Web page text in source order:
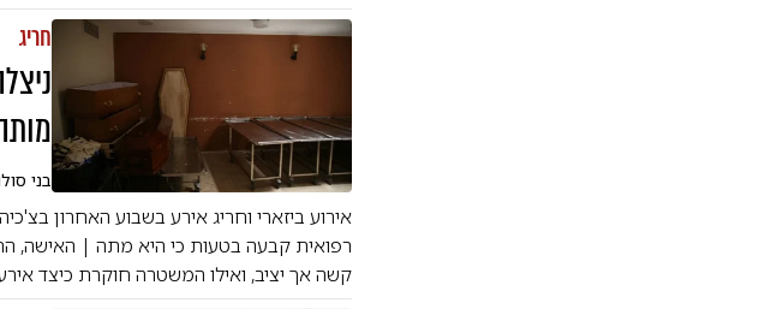
חריג
בני
רפואית קבעה בטעות כי היא מתה | האישה,
קשה אך יציב, ואילו המשטרה חוקרת כיצד